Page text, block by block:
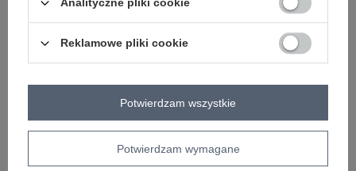
Masz pytanie? Chętnie pomożemy.
Zadzwoń+48 601 547 740 Zadaj pytanie
RV-LG-2850.22P
Marka
BASIC FEEL GOOD
dominujący
gładki
Reklamowe pliki cookie
Potwierdzam wymagane
Potwierdzam wszystkie